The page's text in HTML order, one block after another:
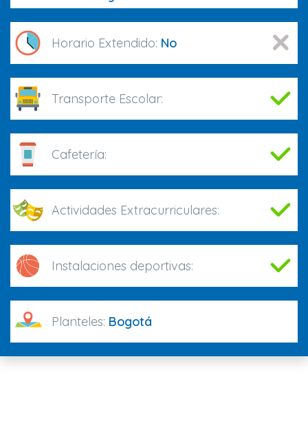
Horario Extendido: No
Transporte Escolar:
Cafetería:
Actividades Extracurriculares:
Instalaciones deportivas:
Planteles: Bogotá